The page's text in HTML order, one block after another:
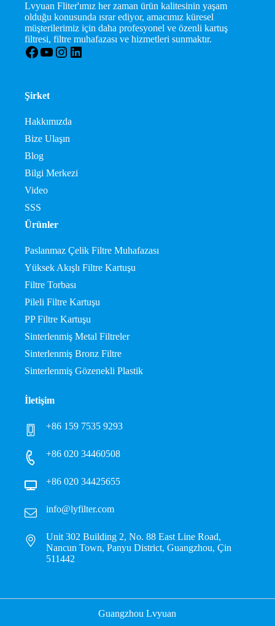
Lvyuan Fliter'ımız her zaman ürün kalitesinin yaşam
olduğu konusunda ısrar ediyor, amacımız küresel
müşterilerimiz için daha profesyonel ve özenli kartuş
filtresi, filtre muhafazası ve hizmetleri sunmaktır.
Facebook
YouTube
Instagram
LinkedIn
Şirket
Hakkımızda
Bize Ulaşın
Blog
Bilgi Merkezi
Video
SSS
Ürünler
Paslanmaz Çelik Filtre Muhafazası
Yüksek Akışlı Filtre Kartuşu
Filtre Torbası
Pileli Filtre Kartuşu
PP Filtre Kartuşu
Sinterlenmiş Metal Filtreler
Sinterlenmiş Bronz Filtre
Sinterlenmiş Gözenekli Plastik
İletişim
+86 159 7535 9293
+86 020 34460508
+86 020 34425655
info@lyfilter.com
Unit 302 Building 2, No. 88 East Line Road,
Nancun Town, Panyu District, Guangzhou, Çin
511442
Guangzhou Lvyuan